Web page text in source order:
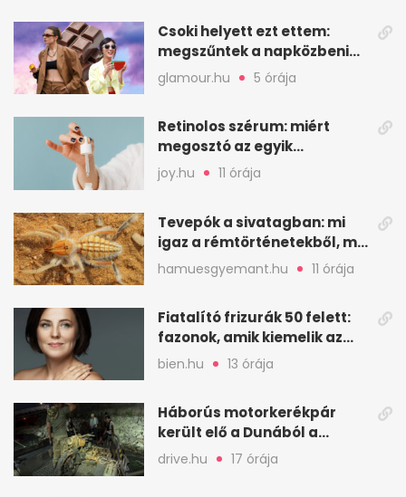
Csoki helyett ezt ettem:
megszűntek a napközbeni
nassolási rohamok
glamour.hu 5 órája
Retinolos szérum: miért
megosztó az egyik
leghatásosabb
öregedésgátló?
joy.hu 11 órája
Tevepók a sivatagban: mi
igaz a rémtörténetekből, mi
nem
hamuesgyemant.hu 11 órája
Fiatalító frizurák 50 felett:
fazonok, amik kiemelik az
arcodat
bien.hu 13 órája
Háborús motorkerékpár
került elő a Dunából a
Batthyány térnél
drive.hu 17 órája